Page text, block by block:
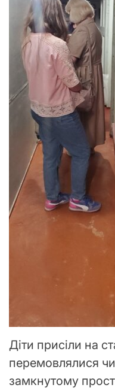
Діти присіли на
перемовлялися
замкнутому